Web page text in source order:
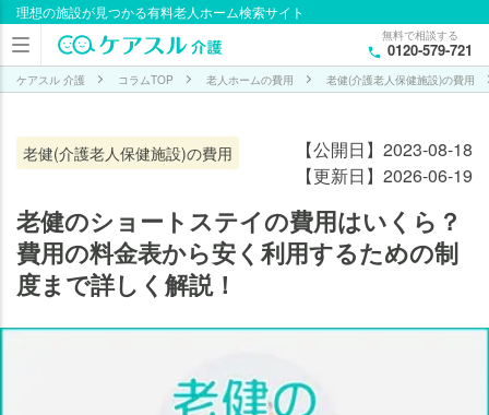
理想の施設が見つかる有料老人ホーム検索サイト
無料で相談する
0120-579-721
ケアスル 介護 コラムTOP 老人ホームの費用 老健(介護老人保健施設)の費用
老健(介護老人保健施設)の費用
【公開日】2023-08-18
【更新日】2026-06-19
老健のショートステイの費用はいくら？
費用の料金表から安く利用するための制
度まで詳しく解説！
目次
老
健
シ
ョ
ト
ス
テ
イ